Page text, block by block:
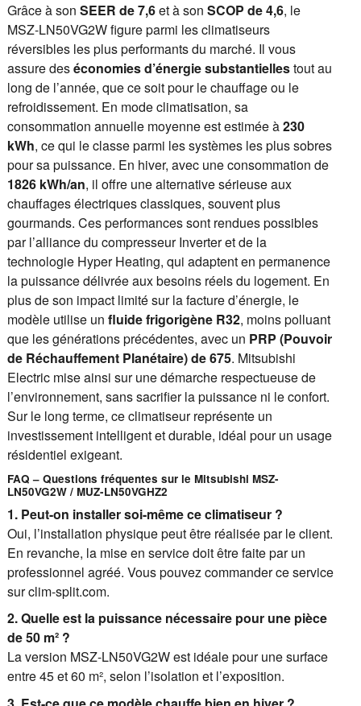
Grâce à son SEER de 7,6et à son SCOP de 4,6, le
MSZ-LN50VG2W figure parmi les climatiseurs
réversibles les plus performants du marché. Il vous
assure deséconomies d’énergie substantiellestout au
long de l’année, que ce soit pour le chauffage ou le
refroidissement. En mode climatisation, sa
consommation annuelle moyenne est estimée à230
kWh, ce qui le classe parmi les systèmes les plus sobres
pour sa puissance. En hiver, avec une consommation de
1826 kWh/an, il offre une alternative sérieuse aux
chauffages électriques classiques, souvent plus
gourmands. Ces performances sont rendues possibles
par l’alliance du compresseur Inverter et de la
technologie Hyper Heating, qui adaptent en permanence
la puissance délivrée aux besoins réels du logement. En
plus de son impact limité sur la facture d’énergie, le
modèle utilise un fluide frigorigène R32, moins polluant
que les générations précédentes, avec un PRP (Pouvoir
de Réchauffement Planétaire) de 675. Mitsubishi
Electric mise ainsi sur une démarche respectueuse de
l’environnement, sans sacrifier la puissance ni le confort.
Sur le long terme, ce climatiseur représente un
investissement intelligent et durable, idéal pour un usage
résidentiel exigeant.
FAQ – Questions fréquentes sur le Mitsubishi MSZ-
LN50VG2W / MUZ-LN50VGHZ2
1. Peut-on installer soi-même ce climatiseur ?
Oui, l’installation physique peut être réalisée par le client.
En revanche, la mise en service doit être faite par un
professionnel agréé. Vous pouvez commander ce service
sur clim-split.com.
2. Quelle est la puissance nécessaire pour une pièce
de 50 m² ?
La version MSZ-LN50VG2W est idéale pour une surface
entre 45 et 60 m², selon l’isolation et l’exposition.